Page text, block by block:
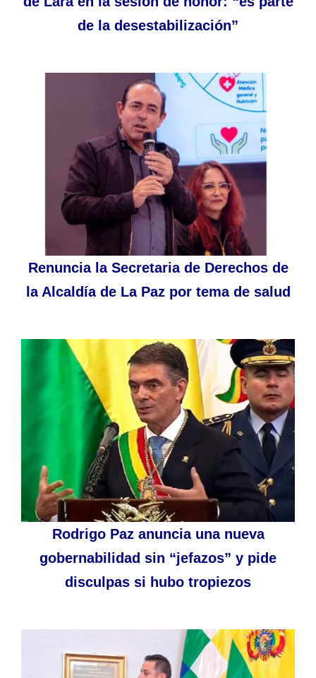
de la desestabilización”
Renuncia la Secretaria de Derechos de
la Alcaldía de La Paz por tema de salud
Rodrigo Paz anuncia una nueva
gobernabilidad sin “jefazos” y pide
disculpas si hubo tropiezos